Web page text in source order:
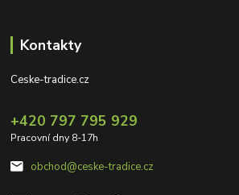
Kontakty
Ceske-tradice.cz
+420 797 795 929
Pracovní dny 8-17h
obchod@ceske-tradice.cz